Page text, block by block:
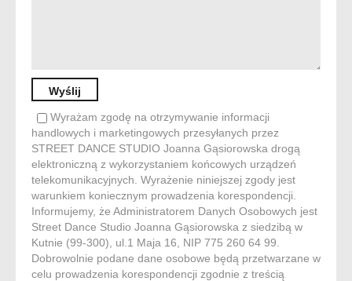
Wyrażam zgodę na otrzymywanie informacji
handlowych i marketingowych przesyłanych przez
STREET DANCE STUDIO Joanna Gąsiorowska drogą
elektroniczną z wykorzystaniem końcowych urządzeń
telekomunikacyjnych. Wyrażenie niniejszej zgody jest
warunkiem koniecznym prowadzenia korespondencji.
Informujemy, że Administratorem Danych Osobowych jest
Street Dance Studio Joanna Gąsiorowska z siedzibą w
Kutnie (99-300), ul.1 Maja 16, NIP 775 260 64 99.
Dobrowolnie podane dane osobowe będą przetwarzane w
celu prowadzenia korespondencji zgodnie z treścią